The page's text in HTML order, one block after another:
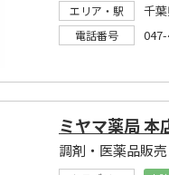
エリア・駅
千
電話番号
ミヤマ薬局 本
調剤・医薬品販